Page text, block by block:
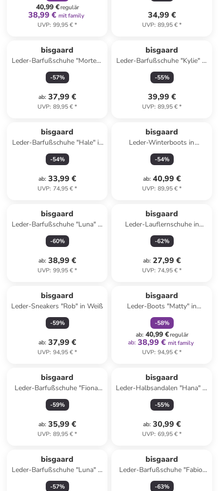
40,99 €regulär
38,99 € mit family
UVP: 99,95 €*
34,99 €
UVP: 89,95 €*
bisgaard
Leder-Barfußschuhe "Morten"
in Blau
-57%
ab: 37,99 €
UVP: 89,95 €*
bisgaard
Leder-Barfußschuhe "Kylie" in
Dunkelblau
-55%
39,99 €
UVP: 89,95 €*
bisgaard
Leder-Barfußschuhe "Hale" in
Hellbraun
-54%
ab: 33,99 €
UVP: 74,95 €*
bisgaard
Leder-Winterboots in
Rosegold
-54%
ab: 40,99 €
UVP: 89,95 €*
bisgaard
Leder-Barfußschuhe "Luna" in
Rosa
-60%
ab: 38,99 €
UVP: 99,95 €*
bisgaard
Leder-Lauflernschuhe in
Dunkelblau
-62%
ab: 27,99 €
UVP: 74,95 €*
bisgaard
Leder-Sneakers "Rob" in Weiß
-59%
ab: 37,99 €
UVP: 94,95 €*
bisgaard
Leder-Boots "Matty" in
Dunkelblau
-58%
ab: 40,99 €regulär
ab: 38,99 € mit family
UVP: 94,95 €*
bisgaard
Leder-Barfußschuhe "Fiona"
in Blau
-59%
ab: 35,99 €
UVP: 89,95 €*
bisgaard
Leder-Halbsandalen "Hana" in
Hellblau
-55%
ab: 30,99 €
UVP: 69,95 €*
bisgaard
Leder-Barfußschuhe "Luna" in
Orange
-57%
bisgaard
Leder-Barfußschuhe "Fabio"
in Grün
-63%